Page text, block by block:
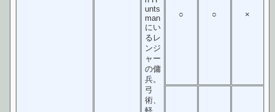
unts
man
にい
るレ
ンジ
ャー
の傭
兵。
弓
術、
○ ○ ×